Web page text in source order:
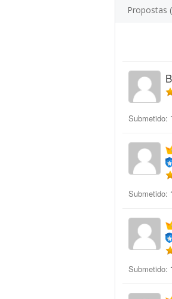
Propostas
Submetido:
Submetido:
Submetido: